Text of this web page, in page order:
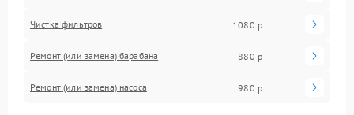
Чистка фильтров 1080 р
Ремонт (или замена) барабана 880 р
Ремонт (или замена) насоса 980 р